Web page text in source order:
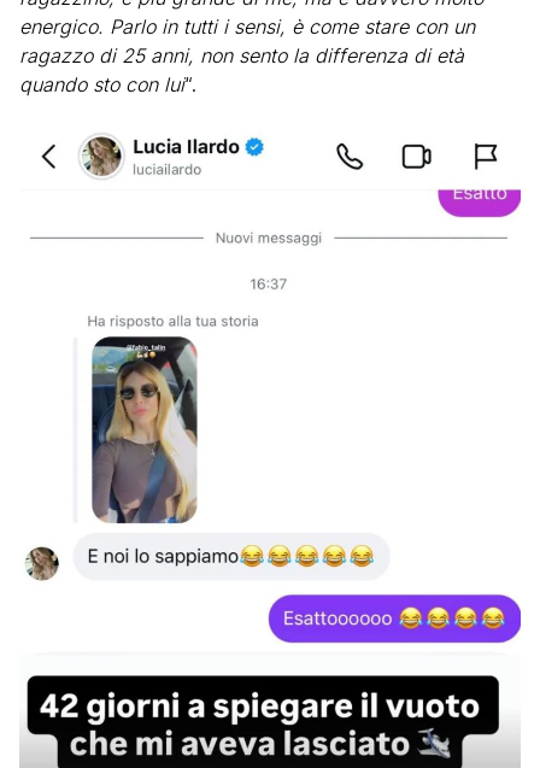
energico. Parlo in tutti i sensi, è come stare con un
ragazzo di 25 anni, non sento la differenza di età
quando sto con lui“.